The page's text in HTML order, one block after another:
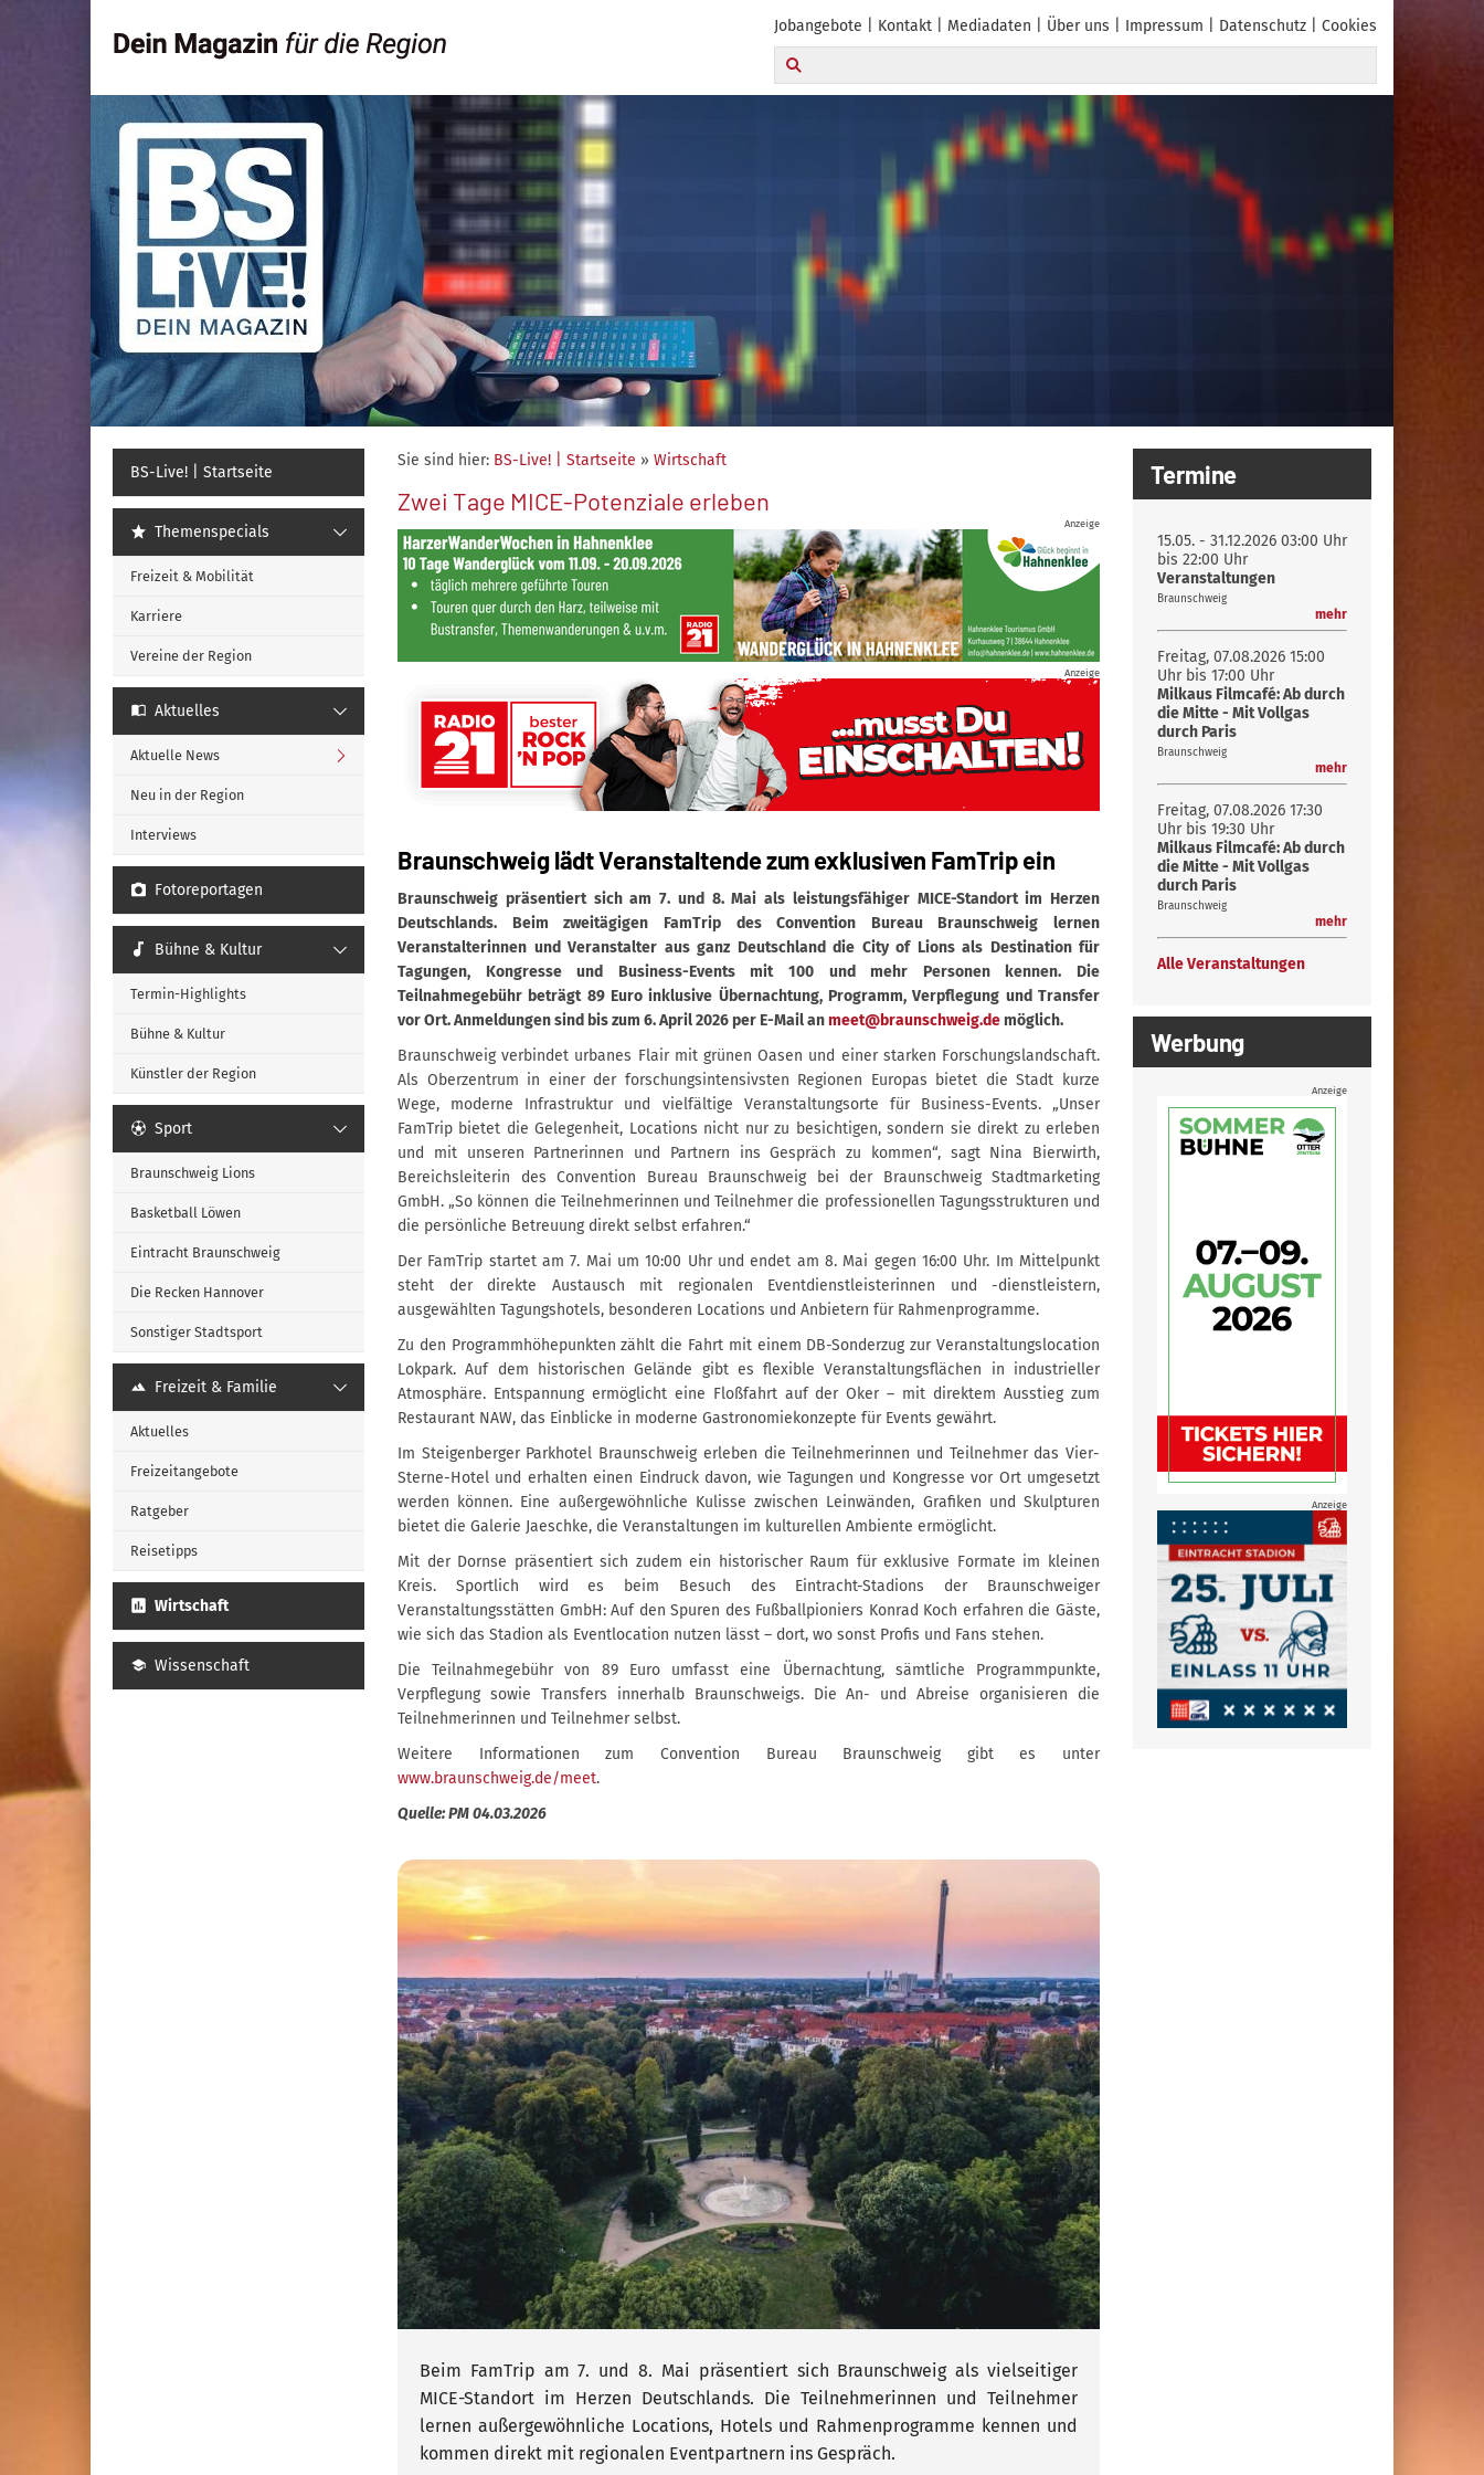
Jobangebote Kontakt Mediadaten Über uns Impressum Datenschutz Cookies
BS-Live! | Startseite
Themenspecials
Freizeit & Mobilität
Karriere
Vereine der Region
Aktuelles
Aktuelle News
Neu in der Region
Interviews
Fotoreportagen
Bühne & Kultur
Termin-Highlights
Bühne & Kultur
Künstler der Region
Sport
Braunschweig Lions
Basketball Löwen
Eintracht Braunschweig
Die Recken Hannover
Sonstiger Stadtsport
Freizeit & Familie
Aktuelles
Freizeitangebote
Ratgeber
Reisetipps
Wirtschaft
Wissenschaft
Sie sind hier: BS-Live! | Startseite » Wirtschaft
Zwei Tage MICE-Potenziale erleben
Anzeige
Anzeige
Braunschweig lädt Veranstaltende zum exklusiven FamTrip ein
Braunschweig präsentiert sich am 7. und 8. Mai als leistungsfähiger MICE-Standort im Herzen
Deutschlands. Beim zweitägigen FamTrip des Convention Bureau Braunschweig lernen
Veranstalterinnen und Veranstalter aus ganz Deutschland die City of Lions als Destination für
Tagungen, Kongresse und Business-Events mit 100 und mehr Personen kennen. Die
Teilnahmegebühr beträgt 89 Euro inklusive Übernachtung, Programm, Verpflegung und Transfer
vor Ort. Anmeldungen sind bis zum 6. April 2026 per E-Mail anmeet@braunschweig.de möglich.
Braunschweig verbindet urbanes Flair mit grünen Oasen und einer starken Forschungslandschaft.
Als Oberzentrum in einer der forschungsintensivsten Regionen Europas bietet die Stadt kurze
Wege, moderne Infrastruktur und vielfältige Veranstaltungsorte für Business-Events. „Unser
FamTrip bietet die Gelegenheit, Locations nicht nur zu besichtigen, sondern sie direkt zu erleben
und mit unseren Partnerinnen und Partnern ins Gespräch zu kommen“, sagt Nina Bierwirth,
Bereichsleiterin des Convention Bureau Braunschweig bei der Braunschweig Stadtmarketing
GmbH. „So können die Teilnehmerinnen und Teilnehmer die professionellen Tagungsstrukturen und
die persönliche Betreuung direkt selbst erfahren.“
Der FamTrip startet am 7. Mai um 10:00 Uhr und endet am 8. Mai gegen 16:00 Uhr. Im Mittelpunkt
steht der direkte Austausch mit regionalen Eventdienstleisterinnen und -dienstleistern,
ausgewählten Tagungshotels, besonderen Locations und Anbietern für Rahmenprogramme.
Zu den Programmhöhepunkten zählt die Fahrt mit einem DB-Sonderzug zur Veranstaltungslocation
Lokpark. Auf dem historischen Gelände gibt es flexible Veranstaltungsflächen in industrieller
Atmosphäre. Entspannung ermöglicht eine Floßfahrt auf der Oker – mit direktem Ausstieg zum
Restaurant NAW, das Einblicke in moderne Gastronomiekonzepte für Events gewährt.
Im Steigenberger Parkhotel Braunschweig erleben die Teilnehmerinnen und Teilnehmer das Vier-
Sterne-Hotel und erhalten einen Eindruck davon, wie Tagungen und Kongresse vor Ort umgesetzt
werden können. Eine außergewöhnliche Kulisse zwischen Leinwänden, Grafiken und Skulpturen
bietet die Galerie Jaeschke, die Veranstaltungen im kulturellen Ambiente ermöglicht.
Mit der Dornse präsentiert sich zudem ein historischer Raum für exklusive Formate im kleinen
Kreis. Sportlich wird es beim Besuch des Eintracht-Stadions der Braunschweiger
Veranstaltungsstätten GmbH: Auf den Spuren des Fußballpioniers Konrad Koch erfahren die Gäste,
wie sich das Stadion als Eventlocation nutzen lässt – dort, wo sonst Profis und Fans stehen.
Die Teilnahmegebühr von 89 Euro umfasst eine Übernachtung, sämtliche Programmpunkte,
Verpflegung sowie Transfers innerhalb Braunschweigs. Die An- und Abreise organisieren die
Teilnehmerinnen und Teilnehmer selbst.
Weitere Informationen zum Convention Bureau Braunschweig gibt es unter
www.braunschweig.de/meet.
Quelle: PM 04.03.2026
Beim FamTrip am 7. und 8. Mai präsentiert sich Braunschweig als vielseitiger
MICE-Standort im Herzen Deutschlands. Die Teilnehmerinnen und Teilnehmer
lernen außergewöhnliche Locations, Hotels und Rahmenprogramme kennen und
kommen direkt mit regionalen Eventpartnern ins Gespräch.
Termine
15.05. - 31.12.2026 03:00 Uhr
bis 22:00 Uhr
Veranstaltungen
Braunschweig
mehr
Freitag, 07.08.2026 15:00
Uhr bis 17:00 Uhr
Milkaus Filmcafé: Ab durch
die Mitte - Mit Vollgas
durch Paris
Braunschweig
mehr
Freitag, 07.08.2026 17:30
Uhr bis 19:30 Uhr
Milkaus Filmcafé: Ab durch
die Mitte - Mit Vollgas
durch Paris
Braunschweig
mehr
Alle Veranstaltungen
Werbung
Anzeige
Anzeige